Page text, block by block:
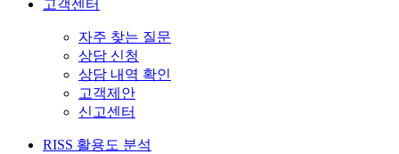
고객센터
자주 찾는 질문
상담 신청
상담 내역 확인
고객제안
신고센터
RISS 활용도 분석